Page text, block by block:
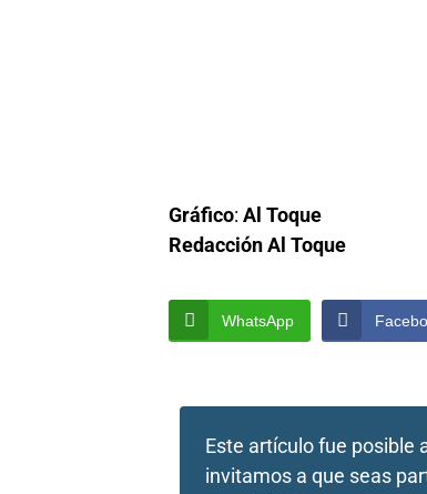
Gráfico: Al Toque
Redacción Al Toque
WhatsApp
Este artículo fue posible
invitamos a que seas